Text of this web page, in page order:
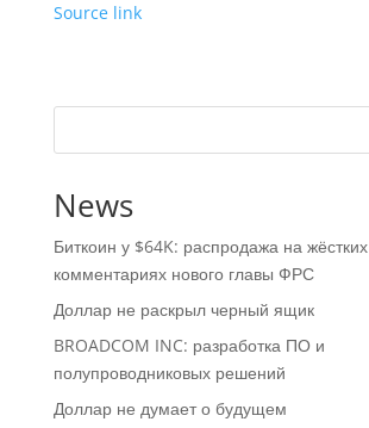
Source link
News
Биткоин у $64K: распродажа на жёстких
комментариях нового главы ФРС
Доллар не раскрыл черный ящик
BROADCOM INC: разработка ПО и
полупроводниковых решений
Доллар не думает о будущем